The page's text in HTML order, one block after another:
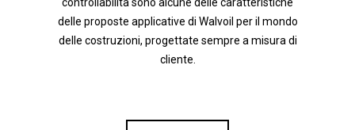
controllabilità sono alcune delle caratteristiche
delle proposte applicative di Walvoil per il mondo
delle costruzioni, progettate sempre a misura di
cliente.